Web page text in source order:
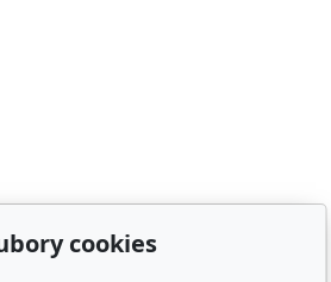
obec Hostouň, město
cookies